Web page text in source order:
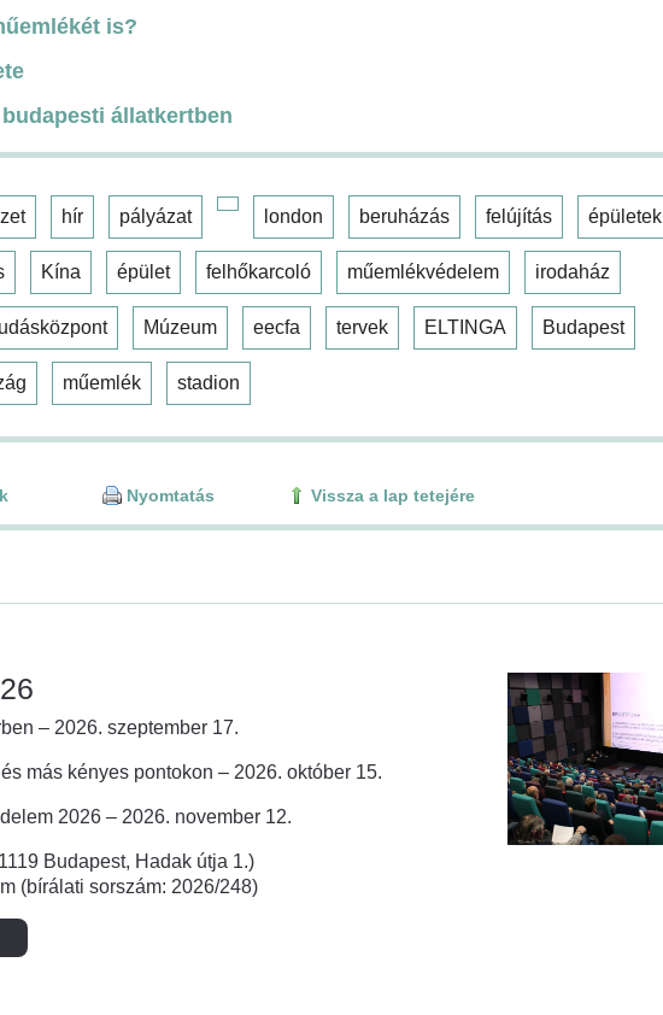
is?
állatkertben
hír pályázat london beruházás felújítás épületek
Kína épület felhőkarcoló műemlékvédelem irodaház
Múzeum eecfa tervek ELTINGA Budapest
műemlék stadion
Nyomtatás Vissza a lap tetejére
– 2026. szeptember 17.
más kényes pontokon – 2026. október 15.
2026 – 2026. november 12.
Budapest, Hadak útja 1.)
(bírálati sorszám: 2026/248)